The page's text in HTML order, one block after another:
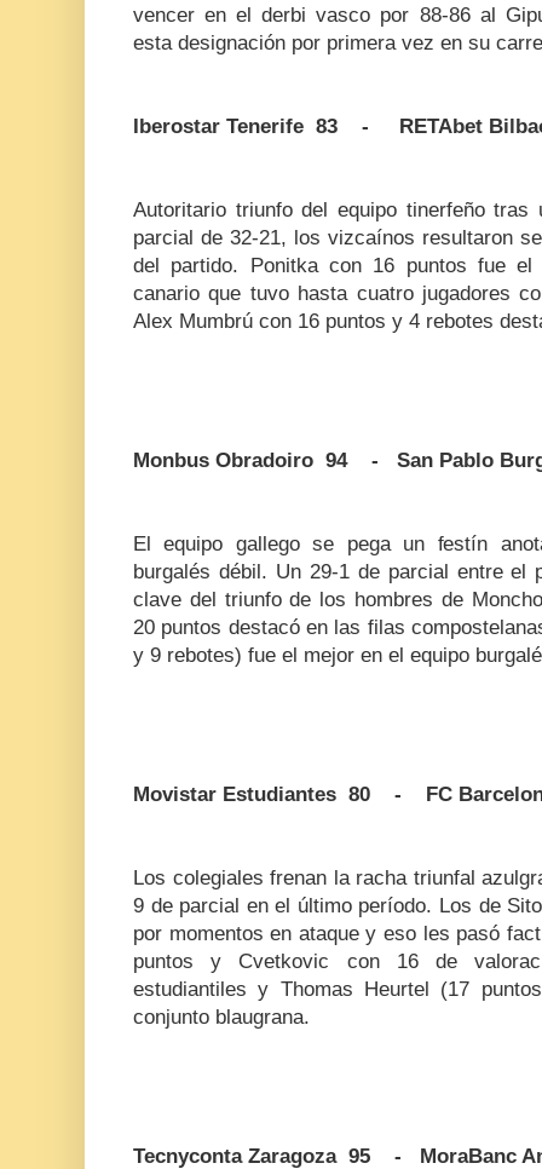
vencer en el derbi vasco por 88-86 al
esta designación por primera vez en su
Iberostar Tenerife 83 - RETAbet
Autoritario triunfo del equipo tinerfeño
parcial de 32-21, los vizcaínos resultaron
del partido. Ponitka con 16 puntos fue
canario que tuvo hasta cuatro jugadores
Alex Mumbrú con 16 puntos y 4 rebotes
Monbus Obradoiro 94 - San Pablo
El equipo gallego se pega un festín
burgalés débil. Un 29-1 de parcial entre el
clave del triunfo de los hombres de
20 puntos destacó en las filas
y 9 rebotes) fue el mejor en el equipo
Movistar Estudiantes 80 - FC
Los colegiales frenan la racha triunfal
9 de parcial en el último período. Los de
por momentos en ataque y eso les pasó
puntos y Cvetkovic con 16 de
estudiantiles y Thomas Heurtel (17
conjunto blaugrana.
Tecnyconta Zaragoza 95 - MoraBanc